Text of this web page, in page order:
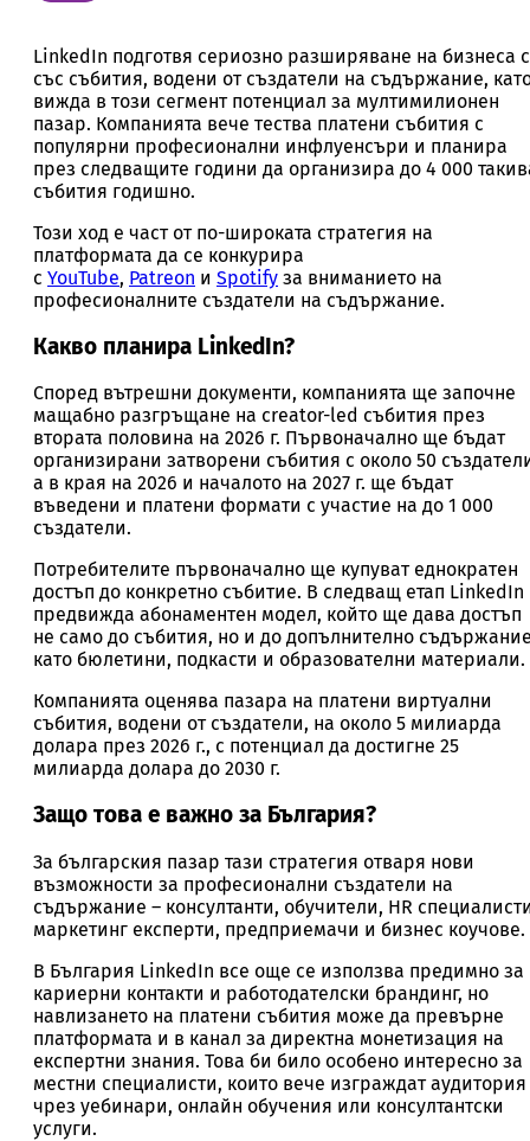
LinkedIn подготвя сериозно разширяване на бизнеса
със събития, водени от създатели на съдържание,
вижда в този сегмент потенциал за мултимилионен
пазар. Компанията вече тества платени събития с
популярни професионални инфлуенсъри и планира
през следващите години да организира до 4 000
събития годишно.
Този ход е част от по-широката стратегия на
платформата да се конкурира
с YouTube, Patreon и Spotify за вниманието на
професионалните създатели на съдържание.
Какво планира LinkedIn?
Според вътрешни документи, компанията ще започне
мащабно разгръщане на creator-led събития през
втората половина на 2026 г. Първоначално ще бъдат
организирани затворени събития с около 50
а в края на 2026 и началото на 2027 г. ще бъдат
въведени и платени формати с участие на до 1 000
създатели.
Потребителите първоначално ще купуват еднократен
достъп до конкретно събитие. В следващ етап LinkedIn
предвижда абонаментен модел, който ще дава достъп
не само до събития, но и до допълнително
като бюлетини, подкасти и образователни материали.
Компанията оценява пазара на платени виртуални
събития, водени от създатели, на около 5 милиарда
долара през 2026 г., с потенциал да достигне 25
милиарда долара до 2030 г.
Защо това е важно за България?
За българския пазар тази стратегия отваря нови
възможности за професионални създатели на
съдържание – консултанти, обучители, HR
маркетинг експерти, предприемачи и бизнес коучове.
В България LinkedIn все още се използва предимно за
кариерни контакти и работодателски брандинг, но
навлизането на платени събития може да превърне
платформата и в канал за директна монетизация на
експертни знания. Това би било особено интересно за
местни специалисти, които вече изграждат аудитория
чрез уебинари, онлайн обучения или консултантски
услуги.